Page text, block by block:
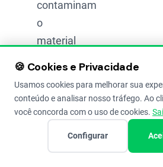
contaminam
o
material
Variação
no
comprimento
elasticidade
🍪 Cookies e Privacidade
Usamos cookies para melhorar sua
conteúdo e analisar nosso tráfego. Ao
você concorda com o uso de cookies.
Configurar